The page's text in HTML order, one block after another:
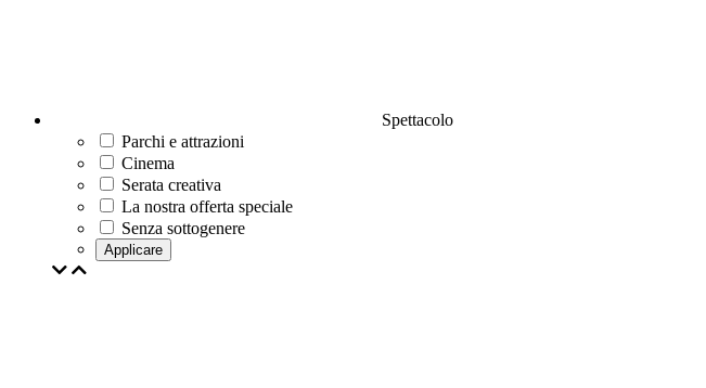
Spettacolo
Parchi e attrazioni
Cinema
Serata creativa
La nostra offerta speciale
Senza sottogenere
Applicare